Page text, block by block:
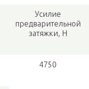
Усилие
предварительной
затяжки, Н
4750